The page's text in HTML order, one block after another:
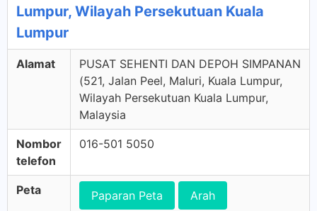
Lumpur, Wilayah Persekutuan Kuala
Lumpur
Alamat
PUSAT SEHENTI DAN DEPOH SIMPANAN
(521, Jalan Peel, Maluri, Kuala Lumpur,
Wilayah Persekutuan Kuala Lumpur,
Malaysia
Nombor
telefon
016-501 5050
Peta Paparan Peta Arah